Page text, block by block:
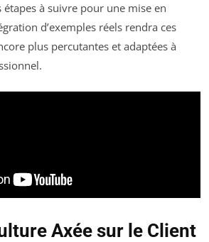
à suivre pour une mise en
d’exemples réels rendra ces
plus percutantes et adaptées à
Axée sur le Client